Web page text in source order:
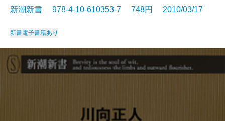
新潮新書 978-4-10-610353-7 748円 2010/03/17
新書電子書籍あり